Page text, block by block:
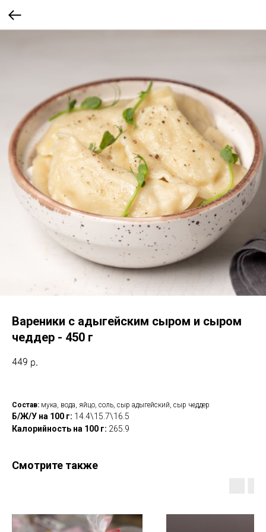
Вареники с адыгейским сыром и сыром
чеддер - 450 г
449 р.
Состав: мука, вода, яйцо, соль, сыр адыгейский, сыр чеддер
Б/Ж/У на 100 г: 14.4\15.7\16.5
Калорийность на 100 г: 265.9
Смотрите также